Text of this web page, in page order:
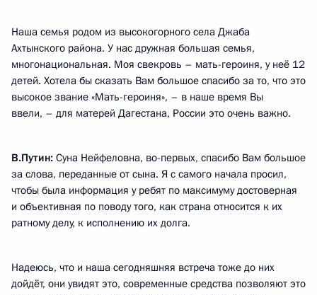
Наша семья родом из высокогорного села Джаба
Ахтынского района. У нас дружная большая семья,
многонациональная. Моя свекровь – мать-героиня, у неё 12
детей. Хотела бы сказать Вам большое спасибо за то, что это
высокое звание «Мать-героиня», – в наше время Вы
ввели, – для матерей Дагестана, России это очень важно.
В.Путин: Суна Нейфеловна, во-первых, спасибо Вам большое
за слова, переданные от сына. Я с самого начала просил,
чтобы была информация у ребят по максимуму достоверная
и объективная по поводу того, как страна относится к их
ратному делу, к исполнению их долга.
Надеюсь, что и наша сегодняшняя встреча тоже до них
дойдёт, они увидят это, современные средства позволяют это